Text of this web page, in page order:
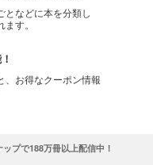
となどに本を分類し
す。
、お得なクーポン情報
プで188万冊以上配信中！